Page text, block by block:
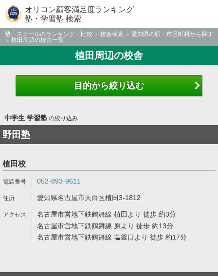
オリコン顧客満足度ランキング
塾・学習塾 検索
塾、スクールのランキング・比較 校舎検索
愛知県の駅・市区町村から探す
植田周辺の校舎一覧
植田周辺の校舎
目的から絞り込む
中学生 学習塾の絞り込み
野田塾
植田校
052-893-9611
愛知県名古屋市天白区植田3-1812
名古屋市営地下鉄鶴舞線 植田より 徒歩 約3分
名古屋市営地下鉄鶴舞線 原より 徒歩 約13分
名古屋市営地下鉄鶴舞線 塩釜口より 徒歩 約17分